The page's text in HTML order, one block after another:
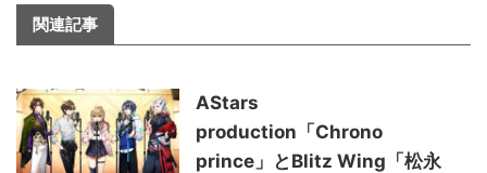
関連記事
AStars
production「Chrono
prince」とBlitz Wing「松永